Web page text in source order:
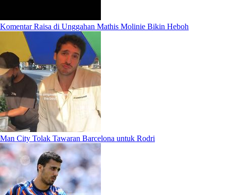
Komentar Raisa di Unggahan Mathis Molinie Bikin Heboh
Man City Tolak Tawaran Barcelona untuk Rodri